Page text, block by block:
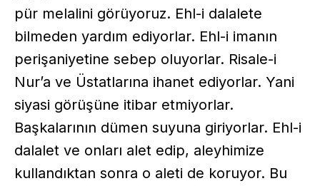
pür melalini görüyoruz. Ehl-i dalalete
bilmeden yardım ediyorlar. Ehl-i imanın
perişaniyetine sebep oluyorlar. Risale-i
Nur’a ve Üstatlarına ihanet ediyorlar. Yani
siyasi görüşüne itibar etmiyorlar.
Başkalarının dümen suyuna giriyorlar. Ehl-i
dalalet ve onları alet edip, aleyhimize
kullandıktan sonra o aleti de koruyor. Bu